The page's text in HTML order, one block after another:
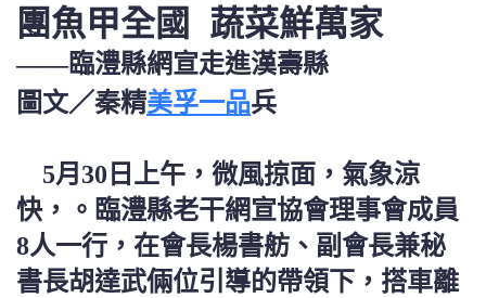
團魚甲全國 蔬菜鮮萬家
——臨澧縣網宣走進漢壽縣
圖文／秦精美孚一品兵
5月30日上午，微風掠面，氣象涼
快，。臨澧縣老干網宣協會理事會成員
8人一行，在會長楊書舫、副會長兼秘
書長胡達武倆位引導的帶領下，搭車離